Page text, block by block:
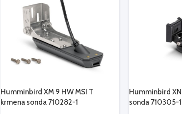
Humminbird XM 9 HW MSI T
krmena sonda 710282-1
Humminbird
sonda 710305-1